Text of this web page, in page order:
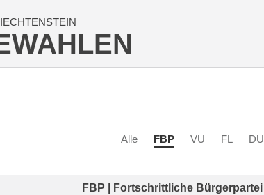
Alle FBP VU FL DU
FBP | Fortschrittliche Bürgerpartei